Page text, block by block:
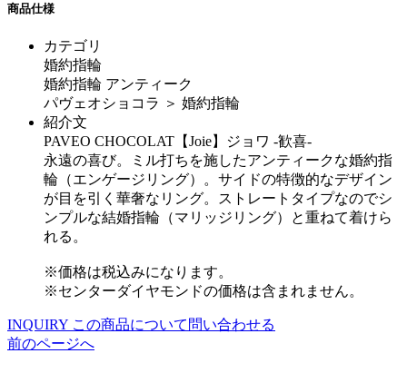
商品仕様
カテゴリ
婚約指輪
婚約指輪 アンティーク
パヴェオショコラ ＞ 婚約指輪
紹介文
PAVEO CHOCOLAT【Joie】ジョワ -歓喜-
永遠の喜び。ミル打ちを施したアンティークな婚約指
輪（エンゲージリング）。サイドの特徴的なデザイン
が目を引く華奢なリング。ストレートタイプなのでシ
ンプルな結婚指輪（マリッジリング）と重ねて着けら
れる。
※価格は税込みになります。
※センターダイヤモンドの価格は含まれません。
INQUIRY この商品について問い合わせる
前のページへ